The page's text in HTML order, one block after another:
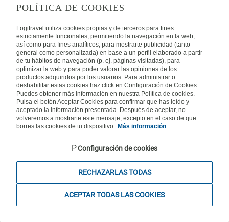
Autot
Karibia
Rantahotellit
Maanantaista perjantaihin klo 10.00-16.00. La ja pyhäpäivät suljettu.
Travelsteps Oy, rekisteröity matkatoimisto Y-tunnus 2559611-1, KuVi
2843/13/U - Kaikki oikeudet pidätetään.
POLÍTICA DE COOKIES
Logitravel utiliza cookies propias y de terceros para fines
estrictamente funcionales, permitiendo la navegación en la web,
así como para fines analíticos, para mostrarte publicidad (tanto
general como personalizada) en base a un perfil elaborado a partir
de tu hábitos de navegación (p. ej. páginas visitadas), para
optimizar la web y para poder valorar las opiniones de los
productos adquiridos por los usuarios. Para administrar o
deshabilitar estas cookies haz click en Configuración de Cookies.
Puedes obtener más información en nuestra Política de cookies.
Pulsa el botón Aceptar Cookies para confirmar que has leído y
aceptado la información presentada. Después de aceptar, no
volveremos a mostrarte este mensaje, excepto en el caso de que
borres las cookies de tu dispositivo. Más información
Configuración de cookies
RECHAZARLAS TODAS
ACEPTAR TODAS LAS COOKIES